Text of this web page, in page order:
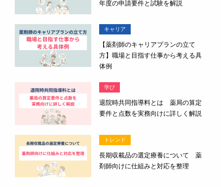
年度の申請要件と試験を解説
キャリア
【薬剤師のキャリアプランの立て
方】職場と目指す仕事から考える具
体例
学び
退院時共同指導料とは 薬局の算定
要件と点数を実務向けに詳しく解説
トレンド
長期収載品の選定療養について 薬
剤師向けに仕組みと対応を整理